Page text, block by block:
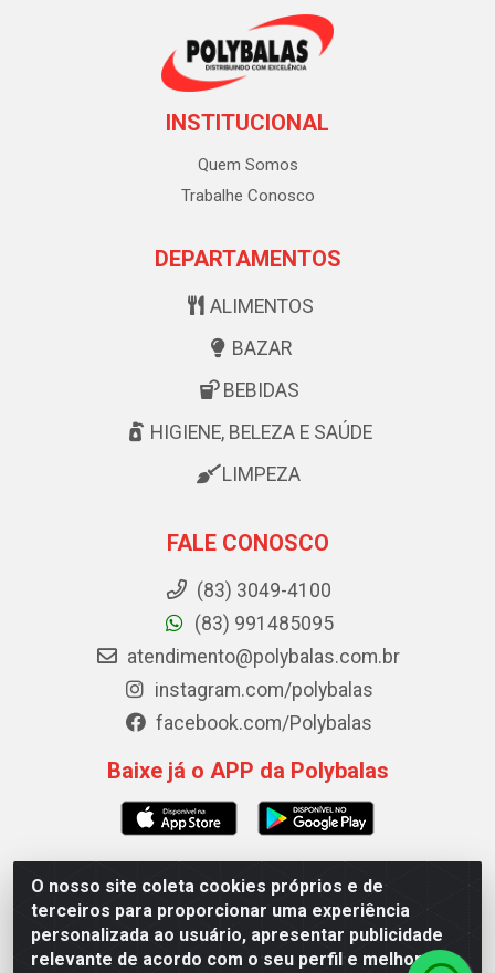
O nosso site coleta cookies próprios e de
terceiros para proporcionar uma experiência
personalizada ao usuário, apresentar publicidade
relevante de acordo com o seu perfil e melhorar a
INSTITUCIONAL
Quem Somos
Trabalhe Conosco
DEPARTAMENTOS
ALIMENTOS
BAZAR
BEBIDAS
HIGIENE, BELEZA E SAÚDE
LIMPEZA
FALE CONOSCO
(83) 3049-4100
(83) 991485095
atendimento@polybalas.com.br
instagram.com/polybalas
facebook.com/Polybalas
Baixe já o APP da Polybalas
Polybalas - Rua João Miguel de Souza, 173 Galpão B -
Ernesto Geisel, João Pessoa/PB - CEP 58.075-075 - CNPJ
00.909.327/0002-61